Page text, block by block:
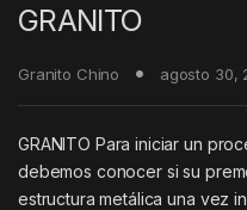
GRANITO
Granito Chino agosto 30,
GRANITO Para iniciar un
debemos conocer si su
estructura metálica una vez